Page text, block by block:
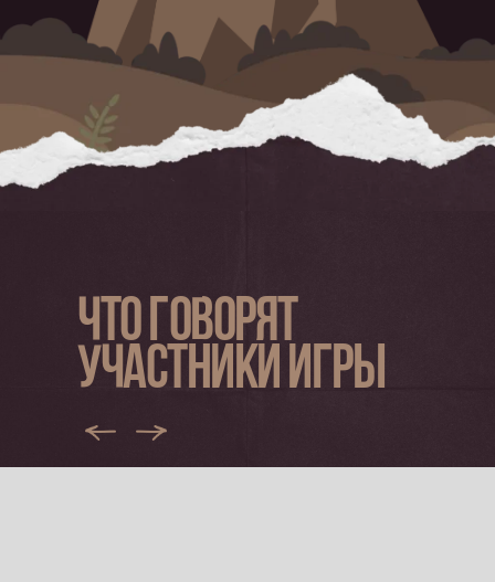
ЧТО ГОВОРЯТ
УЧАСТНИКИ ИГРЫ